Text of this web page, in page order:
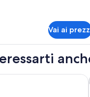
Vai ai
Plaza